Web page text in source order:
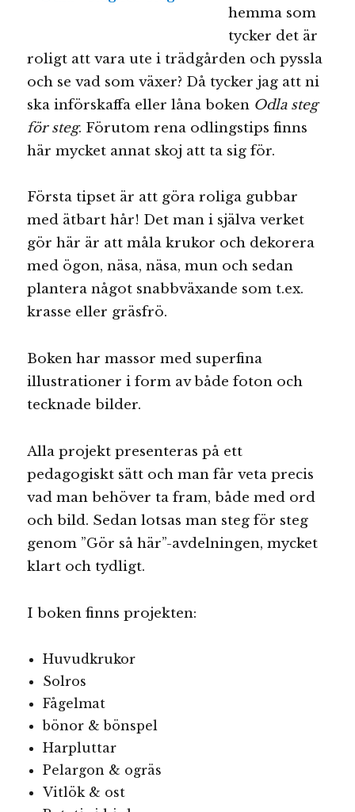
hemma som
tycker det är
roligt att vara ute i trädgården och pyssla
och se vad som växer? Då tycker jag att ni
ska införskaffa eller låna boken Odla steg
för steg. Förutom rena odlingstips finns
här mycket annat skoj att ta sig för.
Första tipset är att göra roliga gubbar
med ätbart hår! Det man i själva verket
gör här är att måla krukor och dekorera
med ögon, näsa, näsa, mun och sedan
plantera något snabbväxande som t.ex.
krasse eller gräsfrö.
Boken har massor med superfina
illustrationer i form av både foton och
tecknade bilder.
Alla projekt presenteras på ett
pedagogiskt sätt och man får veta precis
vad man behöver ta fram, både med ord
och bild. Sedan lotsas man steg för steg
genom ”Gör så här”-avdelningen, mycket
klart och tydligt.
I boken finns projekten:
Huvudkrukor
Solros
Fågelmat
bönor & bönspel
Harpluttar
Pelargon & ogräs
Vitlök & ost